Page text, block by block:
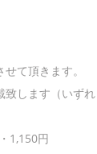
て頂きます。
します（いずれ
1,150円